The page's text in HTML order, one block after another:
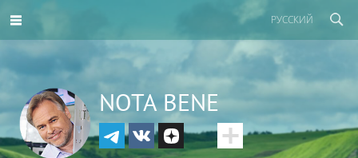
РУССКИЙ
NOTA BENE